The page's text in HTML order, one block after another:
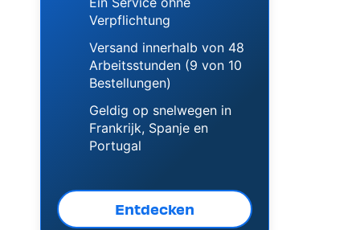
Verpflichtung
Versand innerhalb von 48
Arbeitsstunden (9 von 10
Bestellungen)
Geldig op snelwegen in
Frankrijk, Spanje en
Portugal
Entdecken